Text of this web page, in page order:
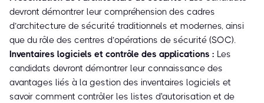
devront démontrer leur compréhension des cadres
d’architecture de sécurité traditionnels et modernes, ainsi
que du rôle des centres d’opérations de sécurité (SOC).
Inventaires logiciels et contrôle des applications : Les
candidats devront démontrer leur connaissance des
avantages liés à la gestion des inventaires logiciels et
savoir comment contrôler les listes d'autorisation et de